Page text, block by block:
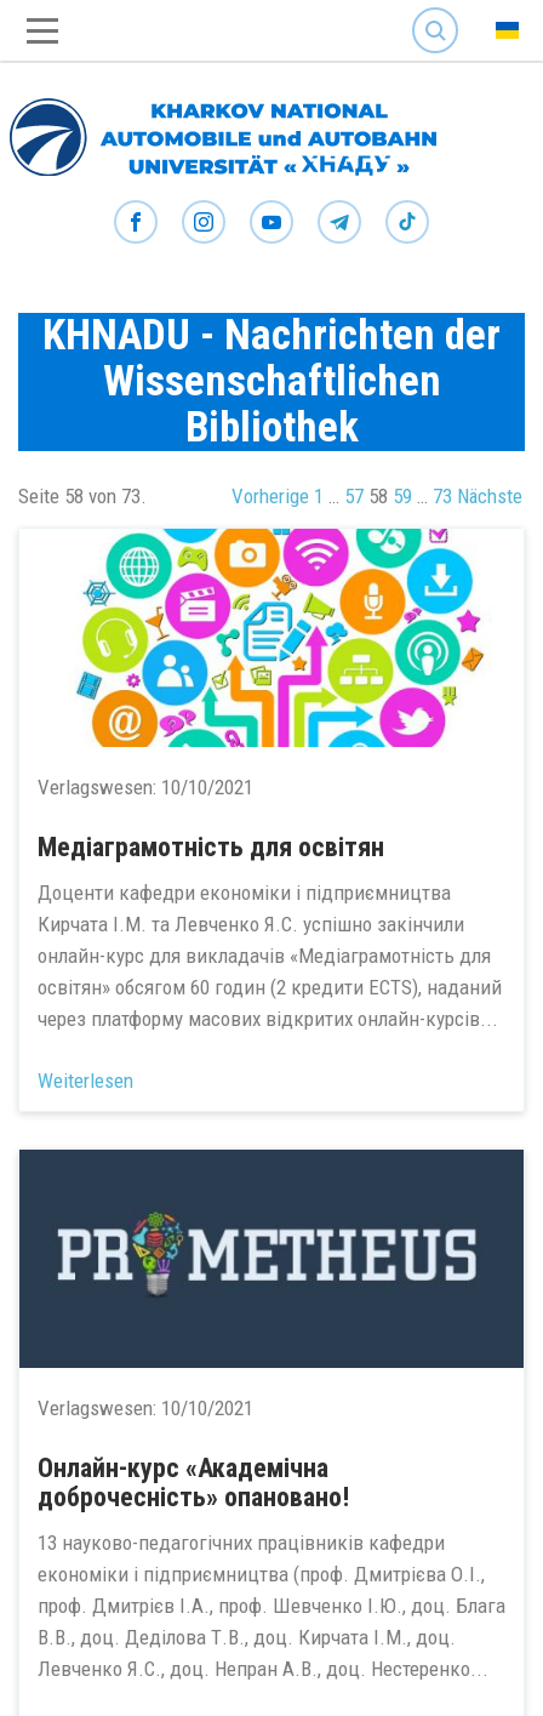
SEARCH
KHNADU - Nachrichten der
Wissenschaftlichen
Bibliothek
Seite 58 von 73. Vorherige 1 … 57 58 59 … 73 Nächste
Verlagswesen: 10/10/2021
Медіаграмотність для освітян
Доценти кафедри економіки і підприємництва
Кирчата І.М. та Левченко Я.С. успішно закінчили
онлайн-курс для викладачів «Медіаграмотність для
освітян» обсягом 60 годин (2 кредити ECTS), наданий
через платформу масових відкритих онлайн-курсів...
Weiterlesen
Verlagswesen: 10/10/2021
Онлайн-курс «Академічна
доброчесність» опановано!
13 науково-педагогічних працівників кафедри
економіки і підприємництва (проф. Дмитрієва О.І.,
проф. Дмитрієв І.А., проф. Шевченко І.Ю., доц. Блага
В.В., доц. Деділова Т.В., доц. Кирчата І.М., доц.
Левченко Я.С., доц. Непран А.В., доц. Нестеренко...